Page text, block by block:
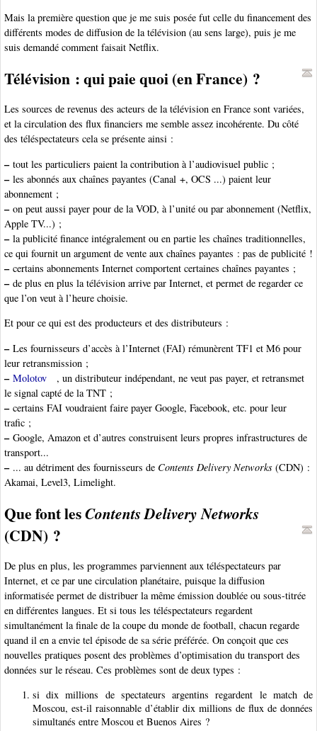
Mais la première question que je me suis posée fut celle du financement des
différents modes de diffusion de la télévision (au sens large), puis je me
suis demandé comment faisait Netflix.
Télévision : qui paie quoi (en France) ?
Les sources de revenus des acteurs de la télévision en France sont variées,
et la circulation des flux financiers me semble assez incohérente. Du côté
des téléspectateurs cela se présente ainsi :
–tout les particuliers paient la contribution à l’audiovisuel public ;
–les abonnés aux chaînes payantes (Canal +, OCS ...) paient leur
abonnement ;
–on peut aussi payer pour de la VOD, à l’unité ou par abonnement (Netflix,
Apple TV...) ;
–la publicité finance intégralement ou en partie les chaînes traditionnelles,
ce qui fournit un argument de vente aux chaînes payantes : pas de publicité !
–certains abonnements Internet comportent certaines chaînes payantes ;
–de plus en plus la télévision arrive par Internet, et permet de regarder ce
que l’on veut à l’heure choisie.
Et pour ce qui est des producteurs et des distributeurs :
–Les fournisseurs d’accès à l’Internet (FAI) rémunèrent TF1 et M6 pour
leur retransmission ;
– Molotov
, un distributeur indépendant, ne veut pas payer, et retransmet
le signal capté de la TNT ;
–certains FAI voudraient faire payer Google, Facebook, etc. pour leur
trafic ;
–Google, Amazon et d’autres construisent leurs propres infrastructures de
transport...
–... au détriment des fournisseurs de Contents Delivery Networks (CDN) :
Akamai, Level3, Limelight.
Que font lesContents Delivery Networks
(CDN) ?
De plus en plus, les programmes parviennent aux téléspectateurs par
Internet, et ce par une circulation planétaire, puisque la diffusion
informatisée permet de distribuer la même émission doublée ou sous-titrée
en différentes langues. Et si tous les téléspectateurs regardent
simultanément la finale de la coupe du monde de football, chacun regarde
quand il en a envie tel épisode de sa série préférée. On conçoit que ces
nouvelles pratiques posent des problèmes d’optimisation du transport des
données sur le réseau. Ces problèmes sont de deux types :
si dix millions de spectateurs argentins regardent le match de
Moscou, est-il raisonnable d’établir dix millions de flux de données
simultanés entre Moscou et Buenos Aires ?